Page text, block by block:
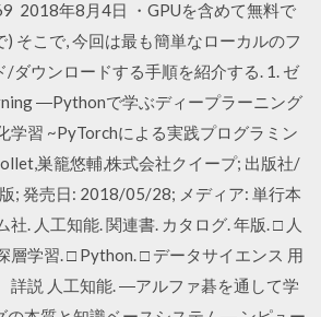
2018年8月4日 ・GPUを含めて無料で
そこで, 今回は最も簡単なローカルのフ
/ダウンロードする手順を紹介する. 1. ゼ
―Pythonで学ぶディープラーニング
学習 ~PyTorchによる実践プログラミン
巣籠悠輔,株式会社クイープ; 出版社/
; 発売日: 2018/05/28; メディア: 単行本
社. 人工知能. 関連書. カタログ. 年版. □ 人
層学習. □ Python. □ データサイエンス 用
詳説 人工知能. ―アルファ碁を通して学